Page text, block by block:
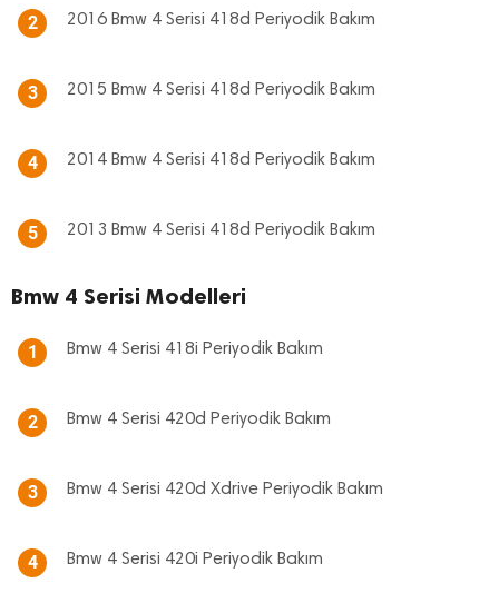
2 2016 Bmw 4 Serisi 418d Periyodik Bakım
3 2015 Bmw 4 Serisi 418d Periyodik Bakım
4 2014 Bmw 4 Serisi 418d Periyodik Bakım
5 2013 Bmw 4 Serisi 418d Periyodik Bakım
Bmw 4 Serisi Modelleri
1 Bmw 4 Serisi 418i Periyodik Bakım
2 Bmw 4 Serisi 420d Periyodik Bakım
3 Bmw 4 Serisi 420d Xdrive Periyodik Bakım
4 Bmw 4 Serisi 420i Periyodik Bakım